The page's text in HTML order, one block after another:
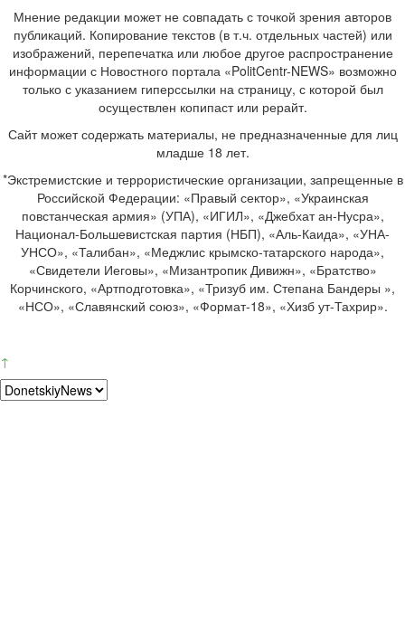
Мнение редакции может не совпадать с точкой зрения авторов
публикаций. Копирование текстов (в т.ч. отдельных частей) или
изображений, перепечатка или любое другое распространение
информации с Новостного портала «PolitCentr-NEWS» возможно
только с указанием гиперссылки на страницу, с которой был
осуществлен копипаст или рерайт.
Сайт может содержать материалы, не предназначенные для лиц
младше 18 лет.
*Экстремистские и террористические организации, запрещенные в
Российской Федерации: «Правый сектор», «Украинская
повстанческая армия» (УПА), «ИГИЛ», «Джебхат ан-Нусра»,
Национал-Большевистская партия (НБП), «Аль-Каида», «УНА-
УНСО», «Талибан», «Меджлис крымско-татарского народа»,
«Свидетели Иеговы», «Мизантропик Дивижн», «Братство»
Корчинского, «Артподготовка», «Тризуб им. Степана Бандеры »,
«НСО», «Славянский союз», «Формат-18», «Хизб ут-Тахрир».
↑